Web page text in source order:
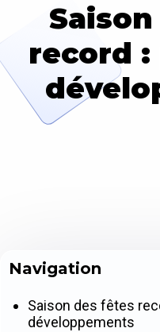
record
Navigation
Saison des fêtes
développements